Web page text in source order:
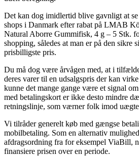
Det kan dog imidlertid blive gavnligt at
shops i Danmark efter rabat på LMAB
Natural Aborre Gummifisk, 4 g – 5 Stk.
shopping, således at man er på den sikre
prisbilligste pris.
Du må dog være årvågen med, at i
deres varer til en udsalgspris der kan
kunne det mange gange være et signal
med betalingskort er ikke desto mindre
retningslinje, som værner folk imod
Vi tilråder generelt køb med gængse
mobilbetaling. Som en alternativ
afdragsordning fra for eksempel ViaBill,
finansiere prisen over en periode.